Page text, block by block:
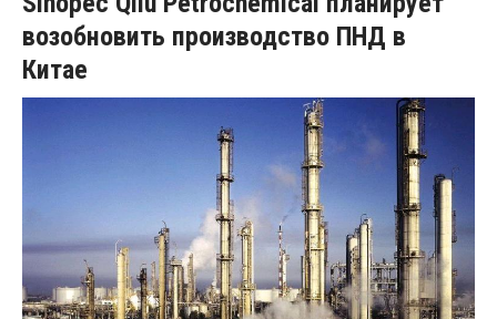
возобновить производство ПНД в
Китае